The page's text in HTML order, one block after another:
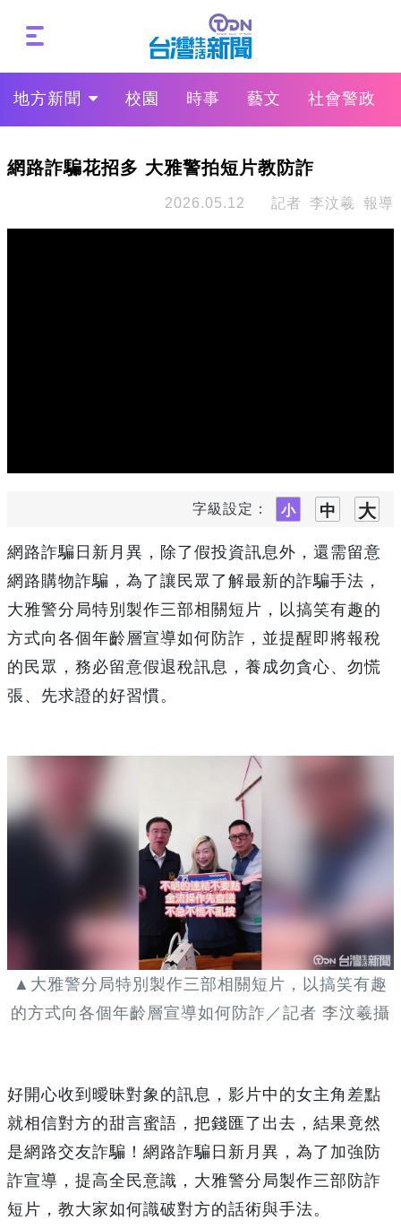
地方新聞 校園 時事 藝文 社會警政
網路詐騙花招多 大雅警拍短片教防詐
2026.05.12 記者 李汶羲 報導
字級設定：
網路詐騙日新月異，除了假投資訊息外，還需留意
網路購物詐騙，為了讓民眾了解最新的詐騙手法，
大雅警分局特別製作三部相關短片，以搞笑有趣的
方式向各個年齡層宣導如何防詐，並提醒即將報稅
的民眾，務必留意假退稅訊息，養成勿貪心、勿慌
張、先求證的好習慣。
▲大雅警分局特別製作三部相關短片，以搞笑有趣
的方式向各個年齡層宣導如何防詐／記者 李汶羲攝
好開心收到曖昧對象的訊息，影片中的女主角差點
就相信對方的甜言蜜語，把錢匯了出去，結果竟然
是網路交友詐騙！網路詐騙日新月異，為了加強防
詐宣導，提高全民意識，大雅警分局製作三部防詐
短片，教大家如何識破對方的話術與手法。